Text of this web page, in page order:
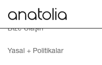
Bize Ulaşın
Yasal + Politikalar